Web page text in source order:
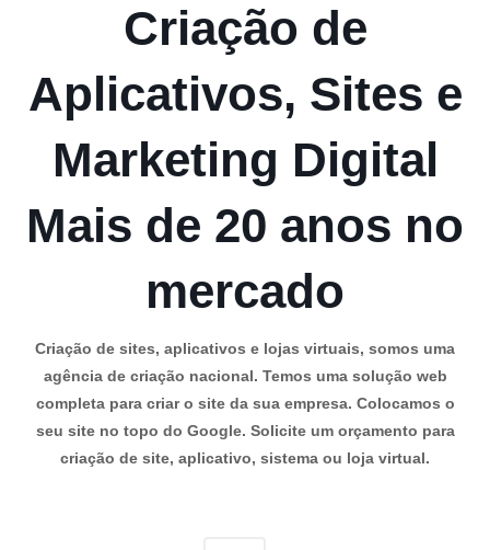
Criação de
Aplicativos, Sites e
Marketing Digital
Mais de 20 anos no
mercado
Criação de sites, aplicativos e lojas virtuais, somos uma
agência de criação nacional. Temos uma solução web
completa para criar o site da sua empresa. Colocamos o
seu site no topo do Google. Solicite um orçamento para
criação de site, aplicativo, sistema ou loja virtual.